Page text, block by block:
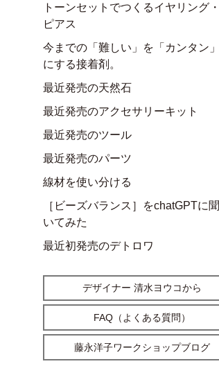
トーンセットでつくるイヤリング・
ピアス
今までの「難しい」を「カンタン」
にする接着剤。
最近発売の天然石
最近発売のアクセサリーキット
最近発売のツール
最近発売のパーツ
線材を使い分ける
［ビーズバランス］をchatGPTに聞
いてみた
最近初発売のデトロワ
デザイナー 清水ヨウコから
FAQ（よくある質問）
藤永洋子ワークショップブログ